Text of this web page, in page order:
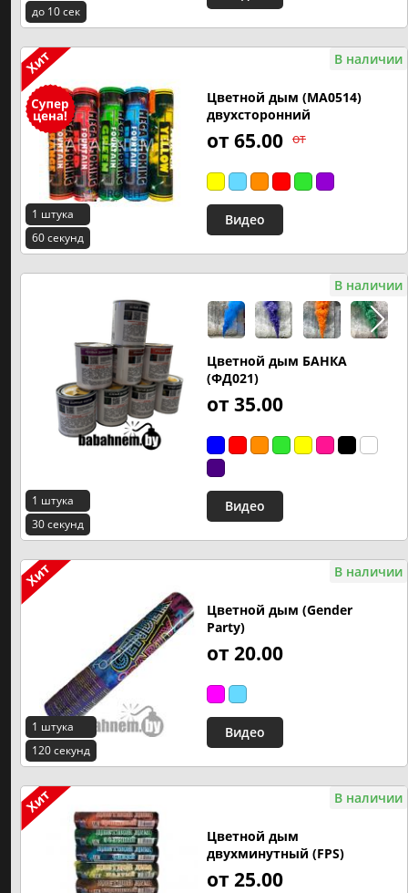
до 10 сек
1 штука
60 секунд
Цветной дым (MA0514)
двухсторонний
от 65.00 от
В наличии
Видео
1 штука
30 секунд
Цветной дым БАНКА
(ФД021)
от 35.00
В наличии
Видео
1 штука
120 секунд
Цветной дым (Gender
Party)
от 20.00
В наличии
Видео
Цветной дым
двухминутный (FPS)
от 25.00
В наличии